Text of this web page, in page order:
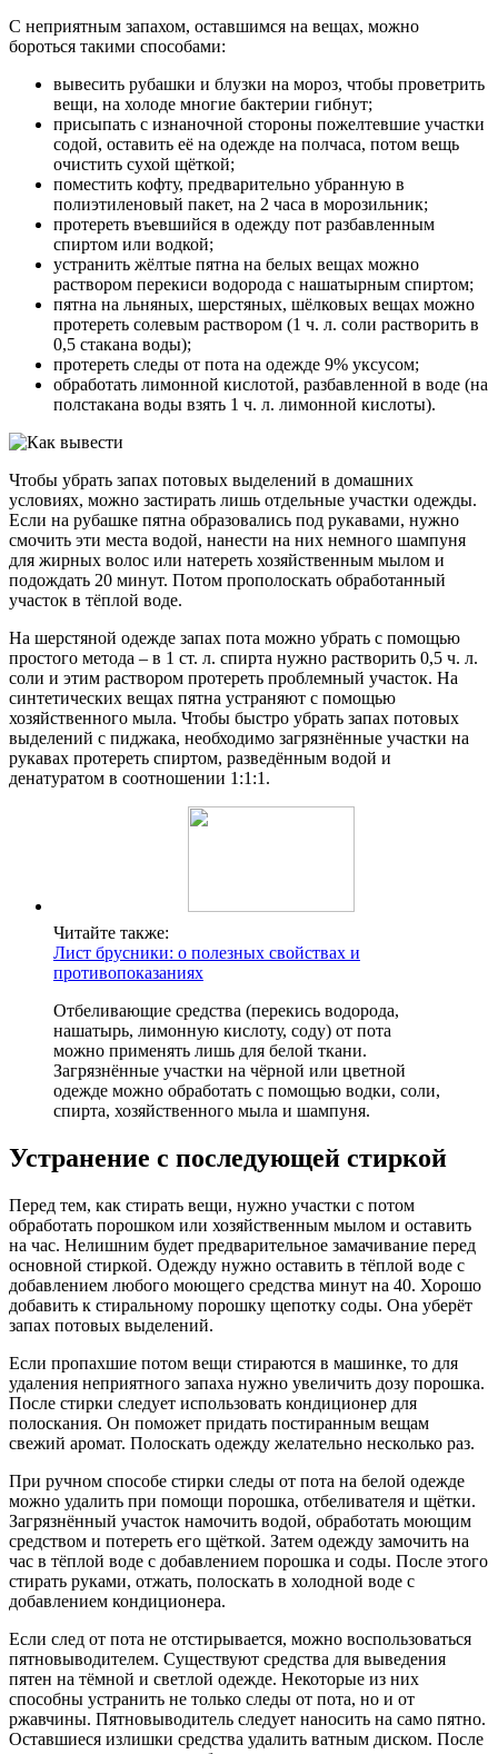
С неприятным запахом, оставшимся на вещах, можно
бороться такими способами:
вывесить рубашки и блузки на мороз, чтобы проветрить
вещи, на холоде многие бактерии гибнут;
присыпать с изнаночной стороны пожелтевшие участки
содой, оставить её на одежде на полчаса, потом вещь
очистить сухой щёткой;
поместить кофту, предварительно убранную в
полиэтиленовый пакет, на 2 часа в морозильник;
протереть въевшийся в одежду пот разбавленным
спиртом или водкой;
устранить жёлтые пятна на белых вещах можно
раствором перекиси водорода с нашатырным спиртом;
пятна на льняных, шерстяных, шёлковых вещах можно
протереть солевым раствором (1 ч. л. соли растворить в
0,5 стакана воды);
протереть следы от пота на одежде 9% уксусом;
обработать лимонной кислотой, разбавленной в воде (на
полстакана воды взять 1 ч. л. лимонной кислоты).
Чтобы убрать запах потовых выделений в домашних
условиях, можно застирать лишь отдельные участки одежды.
Если на рубашке пятна образовались под рукавами, нужно
смочить эти места водой, нанести на них немного шампуня
для жирных волос или натереть хозяйственным мылом и
подождать 20 минут. Потом прополоскать обработанный
участок в тёплой воде.
На шерстяной одежде запах пота можно убрать с помощью
простого метода – в 1 ст. л. спирта нужно растворить 0,5 ч. л.
соли и этим раствором протереть проблемный участок. На
синтетических вещах пятна устраняют с помощью
хозяйственного мыла. Чтобы быстро убрать запах потовых
выделений с пиджака, необходимо загрязнённые участки на
рукавах протереть спиртом, разведённым водой и
денатуратом в соотношении 1:1:1.
Читайте также:
Лист брусники: о полезных свойствах и
противопоказаниях
Отбеливающие средства (перекись водорода,
нашатырь, лимонную кислоту, соду) от пота
можно применять лишь для белой ткани.
Загрязнённые участки на чёрной или цветной
одежде можно обработать с помощью водки, соли,
спирта, хозяйственного мыла и шампуня.
Устранение с последующей стиркой
Перед тем, как стирать вещи, нужно участки с потом
обработать порошком или хозяйственным мылом и оставить
на час. Нелишним будет предварительное замачивание перед
основной стиркой. Одежду нужно оставить в тёплой воде с
добавлением любого моющего средства минут на 40. Хорошо
добавить к стиральному порошку щепотку соды. Она уберёт
запах потовых выделений.
Если пропахшие потом вещи стираются в машинке, то для
удаления неприятного запаха нужно увеличить дозу порошка.
После стирки следует использовать кондиционер для
полоскания. Он поможет придать постиранным вещам
свежий аромат. Полоскать одежду желательно несколько раз.
При ручном способе стирки следы от пота на белой одежде
можно удалить при помощи порошка, отбеливателя и щётки.
Загрязнённый участок намочить водой, обработать моющим
средством и потереть его щёткой. Затем одежду замочить на
час в тёплой воде с добавлением порошка и соды. После этого
стирать руками, отжать, полоскать в холодной воде с
добавлением кондиционера.
Если след от пота не отстирывается, можно воспользоваться
пятновыводителем. Существуют средства для выведения
пятен на тёмной и светлой одежде. Некоторые из них
способны устранить не только следы от пота, но и от
ржавчины. Пятновыводитель следует наносить на само пятно.
Оставшиеся излишки средства удалить ватным диском. После